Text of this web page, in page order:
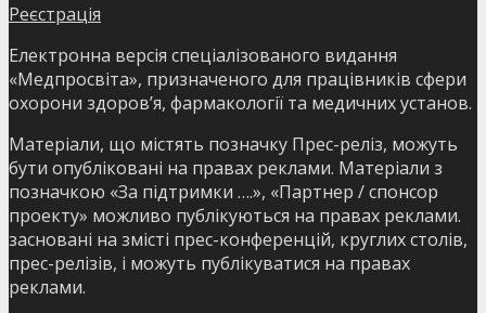
Реєстрація
Електронна версія спеціалізованого видання
«Медпросвіта», призначеного для працівників сфери
охорони здоров’я, фармакології та медичних установ.
Матеріали, що містять позначку Прес-реліз, можуть
бути опубліковані на правах реклами. Матеріали з
позначкою «За підтримки ….», «Партнер / спонсор
проекту» можливо публікуються на правах реклами.
засновані на змісті прес-конференцій, круглих столів,
прес-релізів, і можуть публікуватися на правах
реклами.